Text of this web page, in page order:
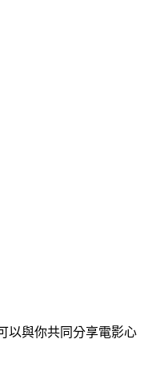
以與你共同分享電影心